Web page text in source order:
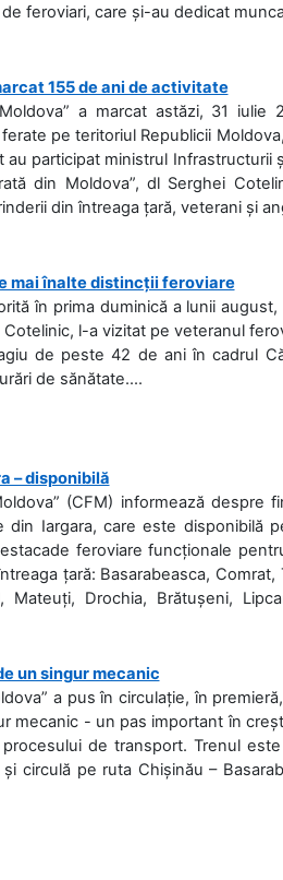
feroviari, care și-au dedicat
155 de ani de activitate
a marcat astăzi, 31 iulie
pe teritoriul Republicii
participat ministrul Infrastructurii
din Moldova”, dl Serghei
din întreaga țară, veterani și
mai înalte distincții feroviare
în prima duminică a lunii
Cotelinic, l-a vizitat pe veteranul
de peste 42 de ani în cadrul
de sănătate....
– disponibilă
(CFM) informează despre
Iargara, care este disponibilă
feroviare funcționale
țară: Basarabeasca, Comrat,
Mateuți, Drochia, Brătușeni,
un singur mecanic
a pus în circulație, în
mecanic - un pas important în
de transport. Trenul
circulă pe ruta Chișinău –